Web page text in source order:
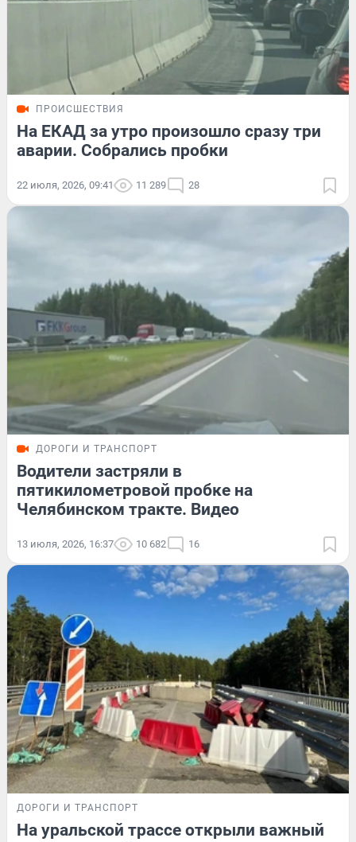
ПРОИСШЕСТВИЯ
На ЕКАД за утро произошло сразу три
аварии. Собрались пробки
22 июля, 2026, 09:41 11 289 28
ДОРОГИ И ТРАНСПОРТ
Водители застряли в
пятикилометровой пробке на
Челябинском тракте. Видео
13 июля, 2026, 16:37 10 682 16
ДОРОГИ И ТРАНСПОРТ
На уральской трассе открыли важный